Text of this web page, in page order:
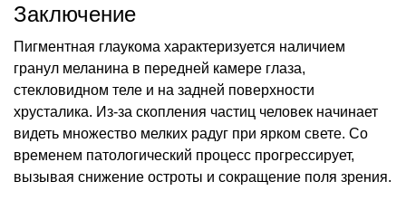
Заключение
Пигментная глаукома характеризуется наличием
гранул меланина в передней камере глаза,
стекловидном теле и на задней поверхности
хрусталика. Из-за скопления частиц человек начинает
видеть множество мелких радуг при ярком свете. Со
временем патологический процесс прогрессирует,
вызывая снижение остроты и сокращение поля зрения.